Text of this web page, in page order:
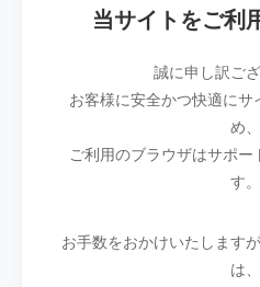
当サイトをご利
誠に申し訳ご
お客様に安全かつ快適に
め、
ご利用のブラウザはサポ
す。
お手数をおかけいたします
は、